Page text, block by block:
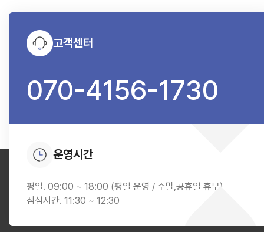
고객센터
070-4156-1730
운영시간
평일. 09:00 ~ 18:00 (평일 운영 / 주말,공휴일 휴무)
점심시간. 11:30 ~ 12:30